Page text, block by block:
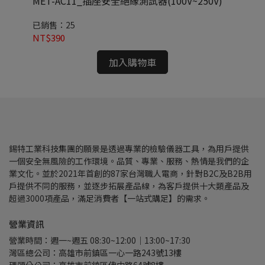
已銷售：25
NT$390
加入購物車
錫特工業科技集團的願景是透過專業的檢驗儀器工具，為用戶提供
一個安全無風險的工作環境。品質、專業、服務、熱情是我們的企
業文化。並於2021年首創的87家台灣職人電商，針對B2C及B2B用
戶提供不同的服務，並逐步拓展產品線，為客戶提供十大類產品及
超過3000項產品，滿足消費者【一站式購足】的需求。
營業資訊
營業時間：週一~週五 08:30~12:00｜13:00~17:30
灣區總公司：高雄市前鎮區一心一路243號13樓